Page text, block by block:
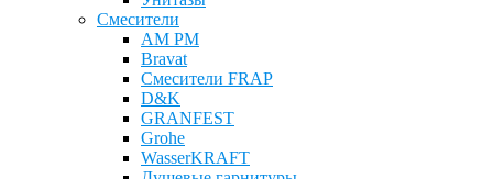
Смесители
AM PM
Bravat
Cмесители FRAP
D&K
GRANFEST
Grohe
WasserKRAFT